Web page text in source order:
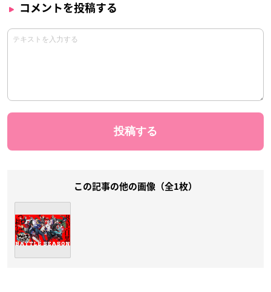
コメントを投稿する
この記事の他の画像（全1枚）